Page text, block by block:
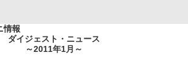
情報
ダイジェスト・ニュース
～2011年1月～